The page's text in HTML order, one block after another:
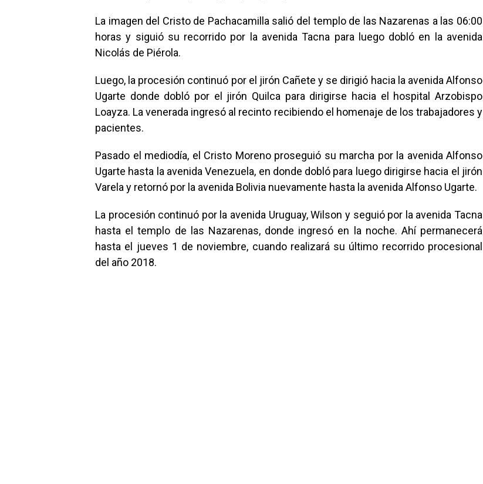
La imagen del Cristo de Pachacamilla salió del templo de las Nazarenas a las 06:00
horas y siguió su recorrido por la avenida Tacna para luego dobló en la avenida
Nicolás de Piérola.
Luego, la procesión continuó por el jirón Cañete y se dirigió hacia la avenida Alfonso
Ugarte donde dobló por el jirón Quilca para dirigirse hacia el hospital Arzobispo
Loayza. La venerada ingresó al recinto recibiendo el homenaje de los trabajadores y
pacientes.
Pasado el mediodía, el Cristo Moreno proseguió su marcha por la avenida Alfonso
Ugarte hasta la avenida Venezuela, en donde dobló para luego dirigirse hacia el jirón
Varela y retornó por la avenida Bolivia nuevamente hasta la avenida Alfonso Ugarte.
La procesión continuó por la avenida Uruguay, Wilson y seguió por la avenida Tacna
hasta el templo de las Nazarenas, donde ingresó en la noche. Ahí permanecerá
hasta el jueves 1 de noviembre, cuando realizará su último recorrido procesional
del año 2018.